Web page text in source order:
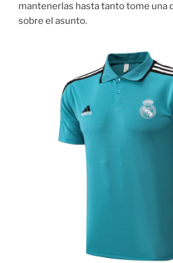
mantenerlas hasta tanto tome una
sobre el asunto.